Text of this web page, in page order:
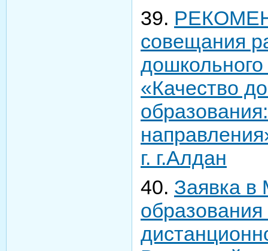
39.
совещания
«Качество
г. г.Алдан
40. Заявка в